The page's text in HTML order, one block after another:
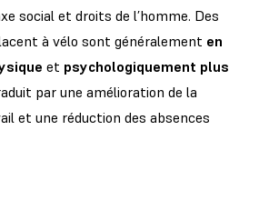
social et droits de l’homme. Des
à vélo sont généralement en
et psychologiquement plus
par une amélioration de la
et une réduction des absences